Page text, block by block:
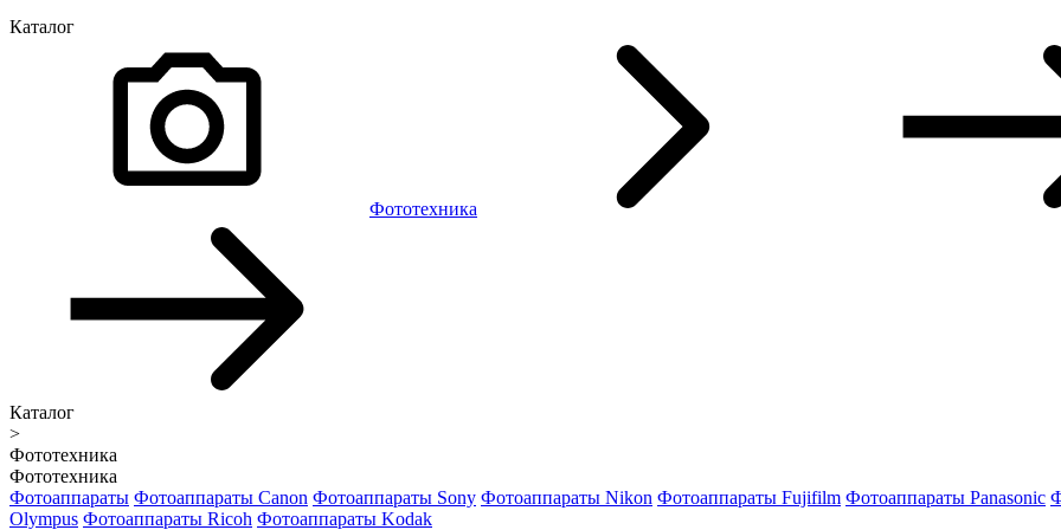
Каталог
Фототехника
Каталог
>
Фототехника
Фототехника
Фотоаппараты Фотоаппараты Canon Фотоаппараты Sony Фотоаппараты Nikon Фотоаппараты Fujifilm Фотоаппараты Panasonic
Olympus Фотоаппараты Ricoh Фотоаппараты Kodak